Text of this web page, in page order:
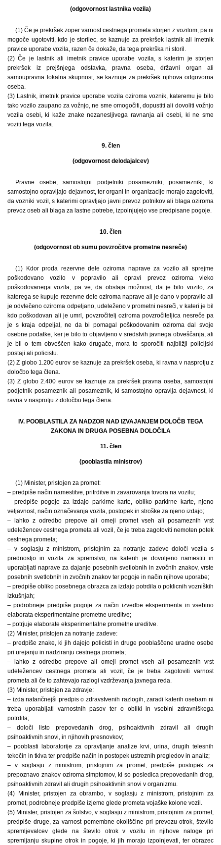
(odgovornost lastnika vozila)
(1) Če je prekršek zoper varnost cestnega prometa storjen z vozilom, pa ni
mogoče ugotoviti, kdo je storilec, se kaznuje za prekršek lastnik ali imetnik
pravice uporabe vozila, razen če dokaže, da tega prekrška ni storil.
(2) Če je lastnik ali imetnik pravice uporabe vozila, s katerim je storjen
prekršek iz prejšnjega odstavka, pravna oseba, državni organ ali
samoupravna lokalna skupnost, se kaznuje za prekršek njihova odgovorna
oseba.
(3) Lastnik, imetnik pravice uporabe vozila oziroma voznik, kateremu je bilo
tako vozilo zaupano za vožnjo, ne sme omogočiti, dopustiti ali dovoliti vožnjo
vozila osebi, ki kaže znake nezanesljivega ravnanja ali osebi, ki ne sme
voziti tega vozila.
9. člen
(odgovornost delodajalcev)
Pravne osebe, samostojni podjetniki posamezniki, posamezniki, ki
samostojno opravljajo dejavnost, ter organi in organizacije morajo zagotoviti,
da vozniki vozil, s katerimi opravljajo javni prevoz potnikov ali blaga oziroma
prevoz oseb ali blaga za lastne potrebe, izpolnjujejo vse predpisane pogoje.
10. člen
(odgovornost ob sumu povzročitve prometne nesreče)
(1) Kdor proda rezervne dele oziroma naprave za vozilo ali sprejme
poškodovano vozilo v popravilo ali opravi prevoz oziroma vleko
poškodovanega vozila, pa ve, da obstaja možnost, da je bilo vozilo, za
katerega se kupuje rezervne dele oziroma naprave ali je dano v popravilo ali
je odvlečeno oziroma odpeljano, udeleženo v prometni nesreči, v kateri je bil
kdo poškodovan ali je umrl, povzročitelj oziroma povzročiteljica nesreče pa
je s kraja odpeljal, ne da bi pomagal poškodovanim oziroma dal svoje
osebne podatke, ker je bilo to objavljeno v sredstvih javnega obveščanja, ali
je bil o tem obveščen kako drugače, mora to sporočiti najbližji policijski
postaji ali policistu.
(2) Z globo 1.200 eurov se kaznuje za prekršek oseba, ki ravna v nasprotju z
določbo tega člena.
(3) Z globo 2.400 eurov se kaznuje za prekršek pravna oseba, samostojni
podjetnik posameznik ali posameznik, ki samostojno opravlja dejavnost, ki
ravna v nasprotju z določbo tega člena.
IV. POOBLASTILA ZA NADZOR NAD IZVAJANJEM DOLOČB TEGA
ZAKONA IN DRUGA POSEBNA DOLOČILA
11. člen
(pooblastila ministrov)
(1) Minister, pristojen za promet:
– predpiše način namestitve, pritrditve in zavarovanja tovora na vozilu;
– predpiše pogoje za izdajo parkirne karte, obliko parkirne karte, njeno
veljavnost, način označevanja vozila, postopek in stroške za njeno izdajo;
– lahko z odredbo prepove ali omeji promet vseh ali posameznih vrst
udeležencev cestnega prometa ali vozil, če je treba zagotoviti nemoten potek
cestnega prometa;
– v soglasju z ministrom, pristojnim za notranje zadeve določi vozila s
prednostjo in vozila za spremstvo, na katerih je dovoljeno namestiti in
uporabljati naprave za dajanje posebnih svetlobnih in zvočnih znakov, vrste
posebnih svetlobnih in zvočnih znakov ter pogoje in način njihove uporabe;
– predpiše obliko posebnega obrazca za izdajo potrdila o poklicnih vozniških
izkušnjah;
– podrobneje predpiše pogoje za način izvedbe eksperimenta in vsebino
elaborata eksperimentalne prometne ureditve;
– potrjuje elaborate eksperimentalne prometne ureditve.
(2) Minister, pristojen za notranje zadeve:
– predpiše znake, ki jih dajejo policisti in druge pooblaščene uradne osebe
pri urejanju in nadziranju cestnega prometa;
– lahko z odredbo prepove ali omeji promet vseh ali posameznih vrst
udeležencev cestnega prometa ali vozil, če je treba zagotoviti varnost
prometa ali če to zahtevajo razlogi vzdrževanja javnega reda.
(3) Minister, pristojen za zdravje:
– izda natančnejši predpis o zdravstvenih razlogih, zaradi katerih osebam ni
treba uporabljati varnostnih pasov ter o obliki in vsebini zdravniškega
potrdila;
– določi listo prepovedanih drog, psihoaktivnih zdravil ali drugih
psihoaktivnih snovi, in njihovih presnovkov;
– pooblasti laboratorije za opravljanje analize krvi, urina, drugih telesnih
tekočin in tkiva ter predpiše način in postopek ustreznih pregledov in analiz;
– v soglasju z ministrom, pristojnim za promet, predpiše postopek za
prepoznavo znakov oziroma simptomov, ki so posledica prepovedanih drog,
psihoaktivnih zdravil ali drugih psihoaktivnih snovi v organizmu.
(4) Minister, pristojen za obrambo, v soglasju z ministrom, pristojnim za
promet, podrobneje predpiše izjeme glede prometa vojaške kolone vozil.
(5) Minister, pristojen za šolstvo, v soglasju z ministrom, pristojnim za promet,
predpiše druge, za varnost pomembne okoliščine pri prevozu otrok, število
spremljevalcev glede na število otrok v vozilu in njihove naloge pri
spremljanju skupine otrok in pogoje, ki jih morajo izpolnjevati, ter obrazec